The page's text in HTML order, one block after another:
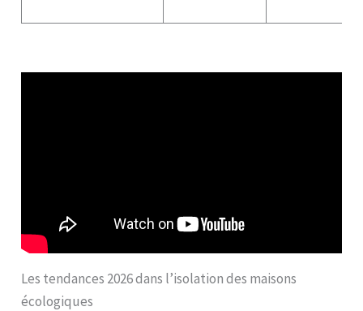
Les tendances 2026 dans l’isolation des maisons
écologiques